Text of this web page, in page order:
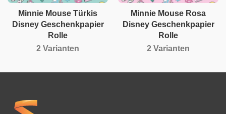
Minnie Mouse Türkis
Disney Geschenkpapier
Rolle
2 Varianten
Minnie Mouse Rosa
Disney Geschenkpapier
Rolle
2 Varianten